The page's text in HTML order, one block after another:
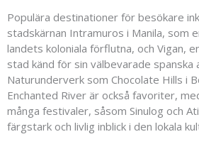
Populära destinationer för besökare
stadskärnan Intramuros i Manila, som
landets koloniala förflutna, och Vigan,
stad känd för sin välbevarade spanska
Naturunderverk som Chocolate Hills i
Enchanted River är också favoriter,
många festivaler, såsom Sinulog och
färgstark och livlig inblick i den lokala